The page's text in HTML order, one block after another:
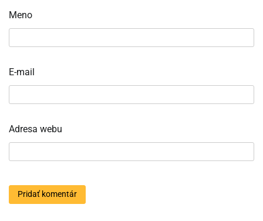
Meno
E-mail
Adresa webu